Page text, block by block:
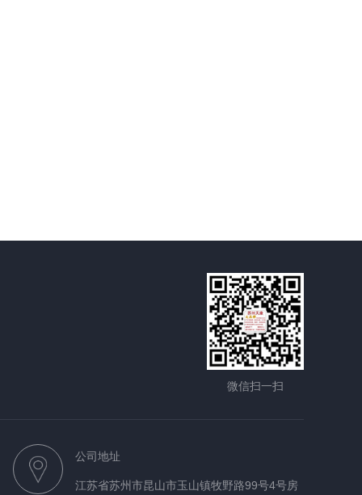
微信扫一扫
公司地址
江苏省苏州市昆山市玉山镇牧野路99号4号房